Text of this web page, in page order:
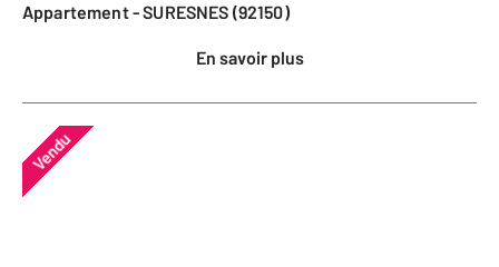
Appartement - SURESNES (92150)
En savoir plus
Vendu